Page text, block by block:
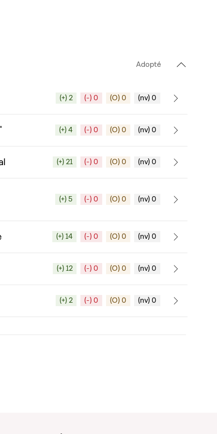
Adopté
(+) 2 (-) 0 (O) 0 (nv) 0
(+) 4 (-) 0 (O) 0 (nv) 0
(+) 21 (-) 0 (O) 0 (nv) 0
(+) 5 (-) 0 (O) 0 (nv) 0
(+) 14 (-) 0 (O) 0 (nv) 0
(+) 12 (-) 0 (O) 0 (nv) 0
(+) 2 (-) 0 (O) 0 (nv) 0